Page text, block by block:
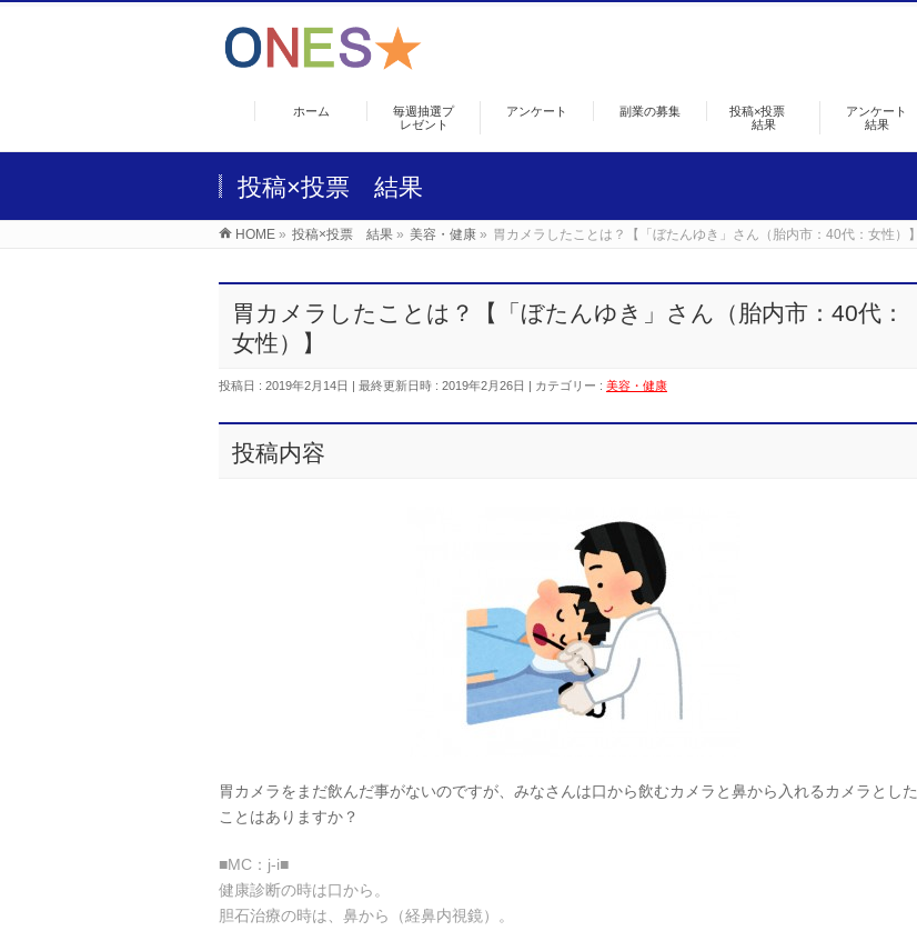
ホーム
毎週抽選プ
レゼント
アンケート 副業の募集
投稿×投票
結果
アンケート
結果
投稿×投票 結果
HOME » 投稿×投票 結果 » 美容・健康 » 胃カメラしたことは？【「ぼたんゆき」さん（胎内市：40代：女性）】
胃カメラしたことは？【「ぼたんゆき」さん（胎内市：40代：
女性）】
投稿日 : 2019年2月14日 最終更新日時 : 2019年2月26日 カテゴリー : 美容・健康
投稿内容
胃カメラをまだ飲んだ事がないのですが、みなさんは口から飲むカメラと鼻から入れるカメラとした
ことはありますか？
■MC：j-i■
健康診断の時は口から。
胆石治療の時は、鼻から（経鼻内視鏡）。